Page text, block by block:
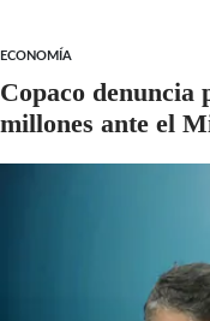
ECONOMÍA
Copaco denuncia
millones ante el